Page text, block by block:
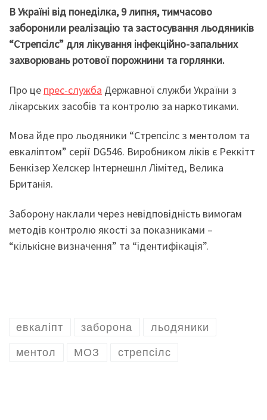
В Україні від понеділка, 9 липня, тимчасово
заборонили реалізацію та застосування льодяників
“Стрепсілс” для лікування інфекційно-запальних
захворювань ротової порожнини та горлянки.
Про це прес-служба Державної служби України з
лікарських засобів та контролю за наркотиками.
Мова йде про льодяники “Стрепсілс з ментолом та
евкаліптом” серії DG546. Виробником ліків є Реккітт
Бенкізер Хелскер Інтернешнл Лімітед, Велика
Британія.
Заборону наклали через невідповідність вимогам
методів контролю якості за показниками –
“кількісне визначення” та “ідентифікація”.
евкаліпт заборона льодяники
ментол МОЗ стрепсілс